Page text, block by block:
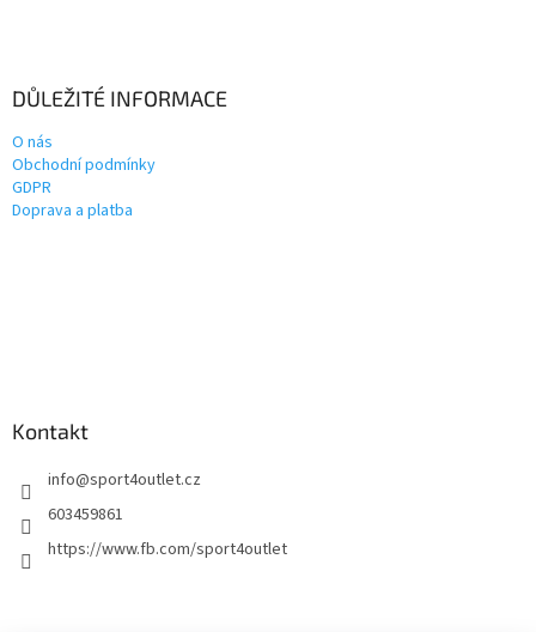
DŮLEŽITÉ INFORMACE
O nás
Obchodní podmínky
GDPR
Doprava a platba
Kontakt
info@sport4outlet.cz
603459861
https://www.fb.com/sport4outlet